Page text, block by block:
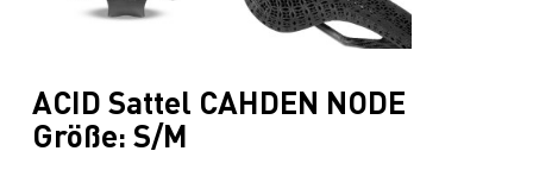
ACID Sattel CAHDEN NODE
Größe: S/M